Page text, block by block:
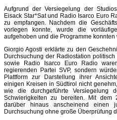
Aufgrund der Versiegelung der
Eisack Star*Sat und Radio Isarco Euro
zu empfangen. Nachdem die
vorlegen konnte, wurde die
aufgehoben und die Programme
Giorgio Agosti erklärte zu den
Durchsuchung der Radiostation
sowie Radio Isarco Euro Radio
regierenden Partei SVP, sondern
Plattform zur Darstellung ihrer
einigen Kreisen in Südtirol nicht
wie die durchgeführte Versiegelung
Schwierigkeiten zu bereiten. Mit dem
darüber hinaus anscheinend einen
Durchsuchung ohne große Überprüfung